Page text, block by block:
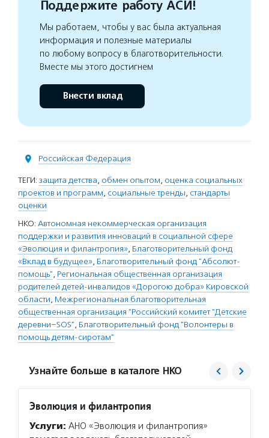
Поддержите работу АСИ!
Мы работаем, чтобы у вас была актуальная
информация и полезные материалы
по любому вопросу в благотворительности.
Вместе мы этого достигнем
Внести вклад
Российская Федерация
ТЕГИ: защита детства, обмен опытом, оценка социальных
проектов и программ, социальные тренды, стандарты
оценки
НКО: Автономная некоммерческая организация
поддержки и развития инноваций в социальной сфере
«Эволюция и филантропия», Благотворительный фонд
«Вклад в будущее», Благотворительный фонд "Абсолют-
помощь", Региональная общественная организация
родителей детей-инвалидов «Дорогою добра» Кировской
области, Межрегиональная благотворительная
общественная организация "Российский комитет "Детские
деревни–SOS", Благотворительный фонд "Волонтеры в
помощь детям-сиротам"
Узнайте больше в каталоге НКО
Эволюция и филантропия
Услуги: АНО «Эволюция и филантропия»